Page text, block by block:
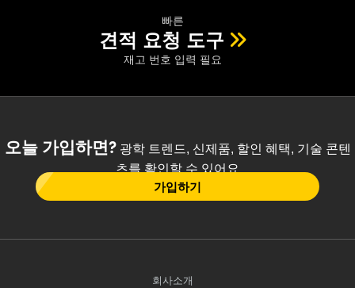
빠른
견적 요청 도구
재고 번호 입력 필요
오늘 가입하면?광학 트렌드, 신제품, 할인 혜택, 기술 콘텐
츠를 확인할 수 있어요
가입하기
회사소개